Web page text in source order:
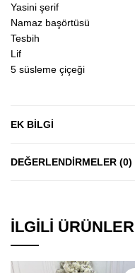
Yasini şerif
Namaz başörtüsü
Tesbih
Lif
5 süsleme çiçeği
EK BILGI
DEĞERLENDIRMELER (0)
İLGILI ÜRÜNLER